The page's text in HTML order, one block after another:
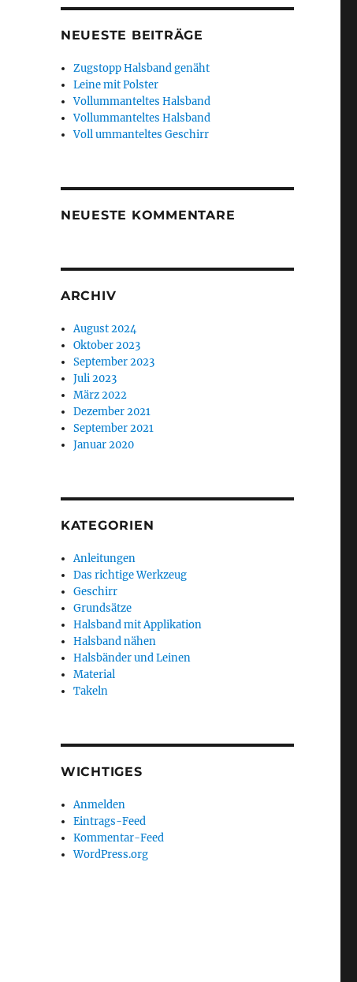
NEUESTE BEITRÄGE
Zugstopp Halsband genäht
Leine mit Polster
Vollummanteltes Halsband
Vollummanteltes Halsband
Voll ummanteltes Geschirr
NEUESTE KOMMENTARE
ARCHIV
August 2024
Oktober 2023
September 2023
Juli 2023
März 2022
Dezember 2021
September 2021
Januar 2020
KATEGORIEN
Anleitungen
Das richtige Werkzeug
Geschirr
Grundsätze
Halsband mit Applikation
Halsband nähen
Halsbänder und Leinen
Material
Takeln
WICHTIGES
Anmelden
Eintrags-Feed
Kommentar-Feed
WordPress.org